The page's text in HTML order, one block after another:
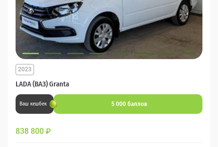
LADA (ВАЗ) Granta
2023
Ваш кешбек 5 000 баллов
838 800 ₽